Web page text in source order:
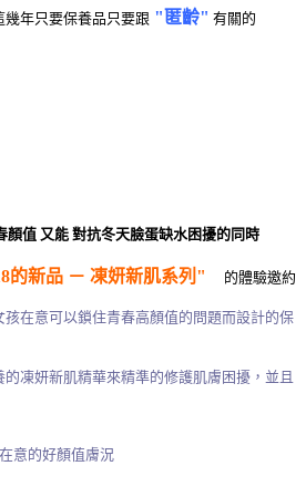
年只要保養品只要跟 "匿齡" 有關的
值 又能 對抗冬天臉蛋缺水困擾的同時
的新品 － 凍妍新肌系列" 的體驗邀約
在意可以鎖住青春高顏值的問題而設計的保
凍妍新肌精華來精準的修護肌膚困擾，並且
意的好顏值膚況